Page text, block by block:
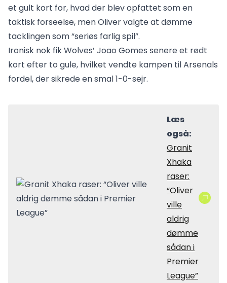
et gult kort for, hvad der blev opfattet som en
taktisk forseelse, men Oliver valgte at dømme
tacklingen som “seriøs farlig spil”.
Ironisk nok fik Wolves’ Joao Gomes senere et rødt
kort efter to gule, hvilket vendte kampen til Arsenals
fordel, der sikrede en smal 1-0-sejr.
Læs
også:
Granit
Xhaka
raser:
“Oliver
ville
aldrig
dømme
sådan i
Premier
League”